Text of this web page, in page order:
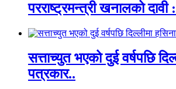
परराष्ट्रमन्त्री खनालको
सत्ताच्युत भएको दुई वर्षपछि
पत्रकार..